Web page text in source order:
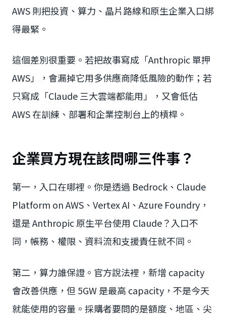
AWS 則把投資、算力、晶片路線和原生企業入口綁
得最緊。
這個差別很重要。若把故事寫成「Anthropic 單押
AWS」，會漏掉它用多供應商降低風險的動作；若
只寫成「Claude 三大雲端都能用」，又會低估
AWS 在訓練、部署和企業控制台上的槓桿。
企業買方現在該問哪三件事？
第一，入口在哪裡。你是透過 Bedrock、Claude
Platform on AWS、Vertex AI、Azure Foundry，
還是 Anthropic 原生平台使用 Claude？入口不
同，帳務、權限、資料流和支援責任就不同。
第二，算力誰保證。官方說法裡，新增 capacity
會改善供應，但 5GW 是最高 capacity，不是今天
就能使用的容量。採購者要問的是額度、地區、尖